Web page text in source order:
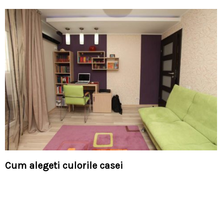
Cum alegeti culorile casei